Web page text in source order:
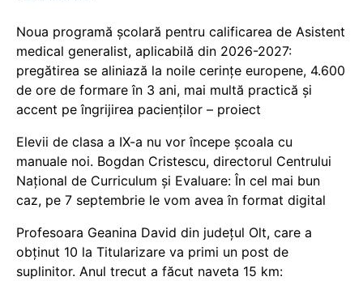
Noua programă școlară pentru calificarea de Asistent
medical generalist, aplicabilă din 2026-2027:
pregătirea se aliniază la noile cerințe europene, 4.600
de ore de formare în 3 ani, mai multă practică și
accent pe îngrijirea pacienților – proiect
Elevii de clasa a IX-a nu vor începe școala cu
manuale noi. Bogdan Cristescu, directorul Centrului
Național de Curriculum și Evaluare: În cel mai bun
caz, pe 7 septembrie le vom avea în format digital
Profesoara Geanina David din județul Olt, care a
obținut 10 la Titularizare va primi un post de
suplinitor. Anul trecut a făcut naveta 15 km: